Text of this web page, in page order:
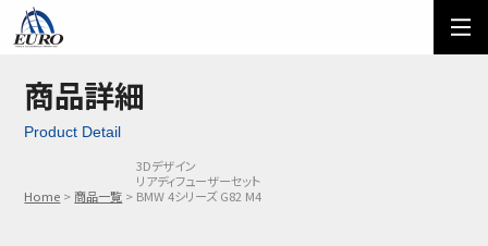
ご利用方法
メール問い合わせ
03-5674-7742
商品詳細
Product Detail
Home 商品一覧
3Dデザイン
リアディフューザーセット
BMW 4シリーズ G82 M4